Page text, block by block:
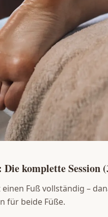
komplette Session
Fuß vollständig –
für beide Füße.